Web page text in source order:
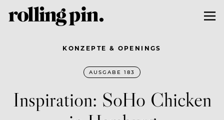
KONZEPTE & OPENINGS
AUSGABE 183
Inspiration: SoHo Chicken